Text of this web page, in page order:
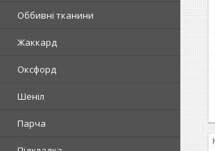
Оббивні тканини
Жаккард
Оксфорд
Шеніл
Парча